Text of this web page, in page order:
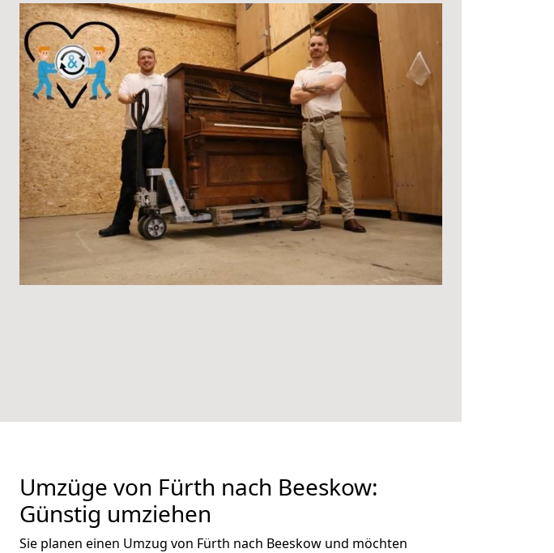
Umzüge von Fürth nach Beeskow:
Günstig umziehen
Sie planen einen Umzug von Fürth nach Beeskow und möchten